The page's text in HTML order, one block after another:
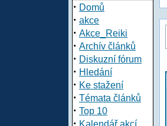
· Domů
· akce
· Akce_Reiki
· Archív článků
· Diskuzní fórum
· Hledání
· Ke stažení
· Témata článků
· Top 10
· Kalendář akcí